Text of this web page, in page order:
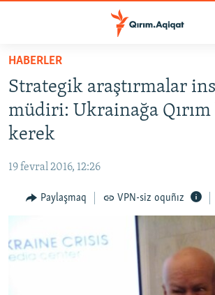
Esas
qaytmaq
Baş
navigatsiyağa
qaytmaq
Qıdıruvğa
SİYASET
İQTİSADİYAT
MEDENİYET
İNSAN AQLARI
SÜRET
HABERLER
Strategik araştırmalar
müdiri: Ukrainağa Qırım
kerek
19 fevral 2016, 12:26
Paylaşmaq VPN-siz oquñız